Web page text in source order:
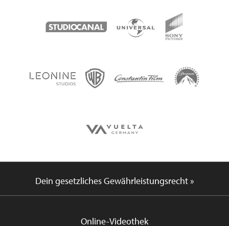
Dein gesetzliches Gewährleistungsrecht »
Online-Videothek